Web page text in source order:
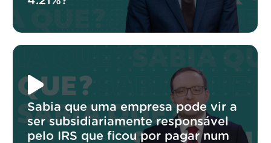
Sabia que uma empresa pode vir a
ser subsidiariamente responsável
pelo IRS que ficou por pagar num